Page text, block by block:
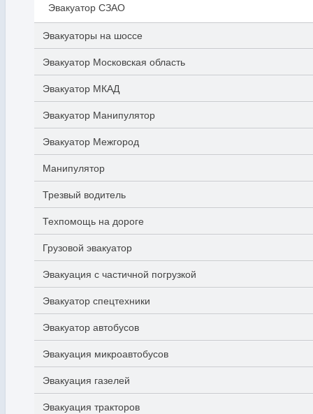
Эвакуатор СЗАО
Эвакуаторы на шоссе
Эвакуатор Московская область
Эвакуатор МКАД
Эвакуатор Манипулятор
Эвакуатор Межгород
Манипулятор
Трезвый водитель
Техпомощь на дороге
Грузовой эвакуатор
Эвакуация с частичной погрузкой
Эвакуатор спецтехники
Эвакуатор автобусов
Эвакуация микроавтобусов
Эвакуация газелей
Эвакуация тракторов